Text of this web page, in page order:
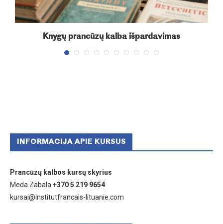
Knygų prancūzų kalba išpardavimas
INFORMACIJA APIE KURSUS
Prancūzų kalbos kursų skyrius
Meda Zabala +370 5 219 9654
kursai@institutfrancais-lituanie.com